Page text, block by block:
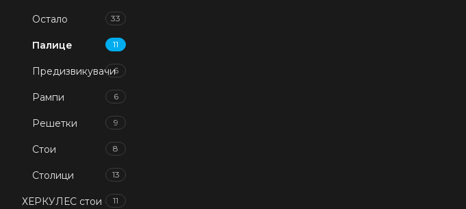
Остало 33
Палице 11
Предизвикувачи6
Рампи 6
Решетки 9
Стои 8
Столици 13
ХЕРКУЛЕС стои 11